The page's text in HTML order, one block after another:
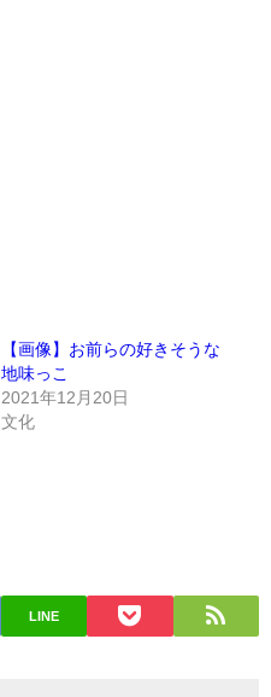
【画像】お前らの好きそうな
地味っこ
2021年12月20日
文化
LINE